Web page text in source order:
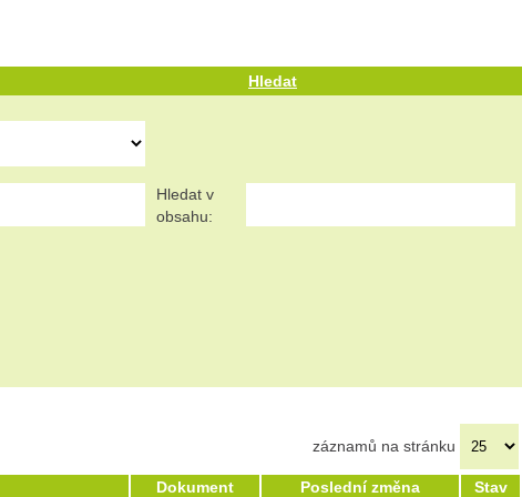
Hledat
Hledat v
obsahu:
záznamů na stránku
Dokument Poslední změna
Stav